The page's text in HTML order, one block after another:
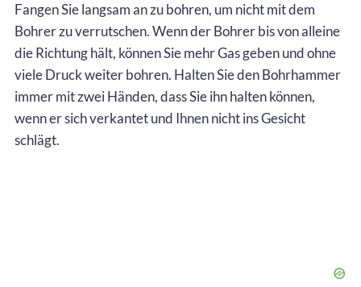
Fangen Sie langsam an zu bohren, um nicht mit dem
Bohrer zu verrutschen. Wenn der Bohrer bis von alleine
die Richtung hält, können Sie mehr Gas geben und ohne
viele Druck weiter bohren. Halten Sie den Bohrhammer
immer mit zwei Händen, dass Sie ihn halten können,
wenn er sich verkantet und Ihnen nicht ins Gesicht
schlägt.